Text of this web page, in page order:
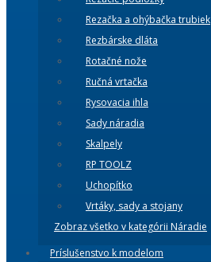
Rezačka a ohýbačka trubiek
Rezbárske dláta
Rotačné nože
Ručná vrtačka
Rysovacia ihla
Sady náradia
Skalpely
RP TOOLZ
Uchopítko
Vrtáky, sady a stojany
Zobraz všetko v kategórii Náradie
Príslušenstvo k modelom